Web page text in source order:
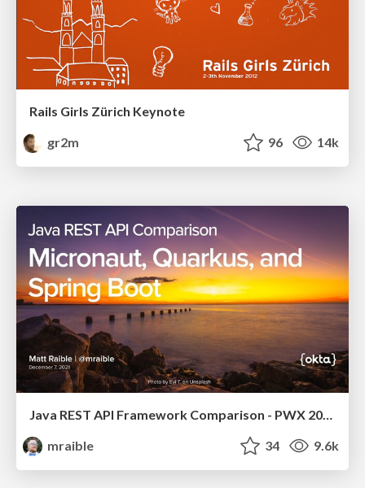
Rails Girls Zürich Keynote
gr2m
96 14k
Java REST API Framework Comparison - PWX 2021
mraible
34 9.6k